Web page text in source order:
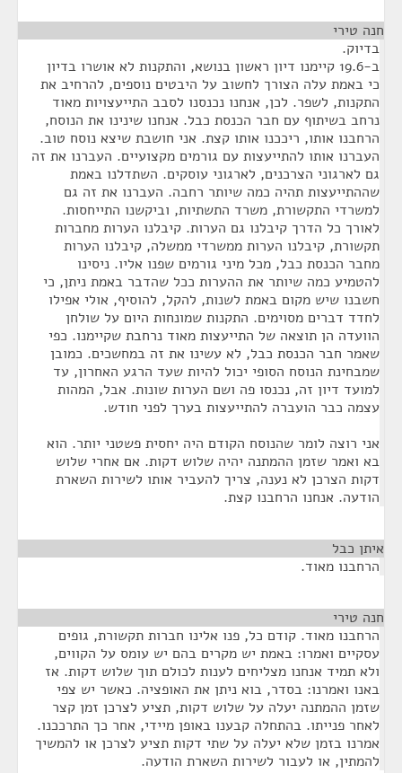
חנה טירי
בדיוק.
ב-19.6 קיימנו דיון ראשון בנושא, והתקנות לא אושרו בדיון
כי באמת עלה הצורך לחשוב על היבטים נוספים, להרחיב את
התקנות, לשפר. לכן, אנחנו נכנסנו לסבב התייעצויות מאוד
נרחב בשיתוף עם חבר הכנסת כבל. אנחנו שינינו את הנוסח,
הרחבנו אותו, ריככנו אותו קצת. אני חושבת שיצא נוסח טוב.
העברנו אותו להתייעצות עם גורמים מקצועיים. העברנו את זה
גם לארגוני הצרכנים, לארגוני עוסקים. השתדלנו באמת
שההתייעצות תהיה כמה שיותר רחבה. העברנו את זה גם
למשרדי התקשורת, משרד התשתיות, וביקשנו התייחסות.
לאורך כל הדרך קיבלנו גם הערות. קיבלנו הערות מחברות
תקשורת, קיבלנו הערות ממשרדי ממשלה, קיבלנו הערות
מחבר הכנסת כבל, מכל מיני גורמים שפנו אליו. ניסינו
להטמיע כמה שיותר את ההערות ככל שהדבר באמת ניתן, כי
חשבנו שיש מקום באמת לשנות, להקל, להוסיף, אולי אפילו
לחדד דברים מסוימים. התקנות שמונחות היום על שולחן
הוועדה הן תוצאה של התייעצות מאוד נרחבת שקיימנו. כפי
שאמר חבר הכנסת כבל, לא עשינו את זה במחשכים. כמובן
שמבחינת הנוסח הסופי יכול להיות שעד הרגע האחרון, עד
למועד דיון זה, נכנסו פה ושם הערות שונות. אבל, המהות
עצמה כבר הועברה להתייעצות בערך לפני חודש.
אני רוצה לומר שהנוסח הקודם היה יחסית פשטני יותר. הוא
בא ואמר שזמן ההמתנה יהיה שלוש דקות. אם אחרי שלוש
דקות הצרכן לא נענה, צריך להעביר אותו לשירות השארת
הודעה. אנחנו הרחבנו קצת.
איתן כבל
הרחבנו מאוד.
חנה טירי
הרחבנו מאוד. קודם כל, פנו אלינו חברות תקשורת, גופים
עסקיים ואמרו: באמת יש מקרים בהם יש עומס על הקווים,
ולא תמיד אנחנו מצליחים לענות לכולם תוך שלוש דקות. אז
באנו ואמרנו: בסדר, בוא ניתן את האופציה. כאשר יש צפי
שזמן ההמתנה יעלה על שלוש דקות, תציע לצרכן זמן קצר
לאחר פנייתו. בהתחלה קבענו באופן מיידי, אחר כך התרככנו.
אמרנו בזמן שלא יעלה על שתי דקות תציע לצרכן או להמשיך
להמתין, או לעבור לשירות השארת הודעה.